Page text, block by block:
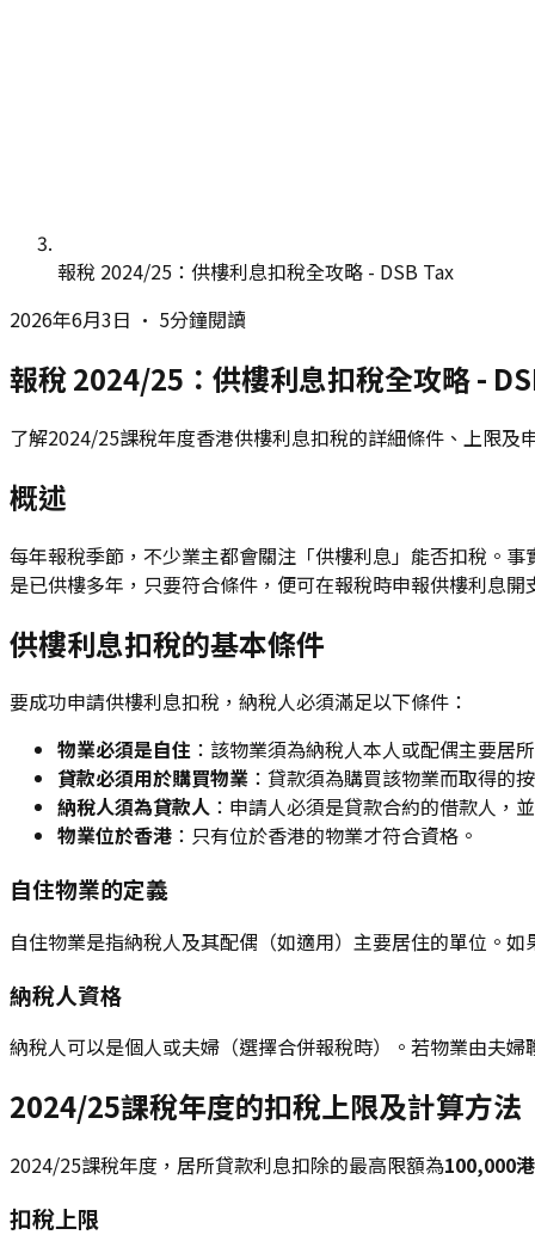
報稅 2024/25：供樓利息扣稅全攻略 - DSB Tax
2026年6月3日 • 5分鐘閱讀
報稅 2024/25：供樓利息扣稅全攻略 -
了解2024/25課稅年度香港供樓利息扣稅的詳細條件、上限及
概述
每年報稅季節，不少業主都會關注「供樓利息」能否扣稅。
是已供樓多年，只要符合條件，便可在報稅時申報供樓利息
供樓利息扣稅的基本條件
要成功申請供樓利息扣稅，納稅人必須滿足以下條件：
物業必須是自住 ：該物業須為納稅人本人或配偶主要居
貸款必須用於購買物業 ：貸款須為購買該物業而取得的
納稅人須為貸款人 ：申請人必須是貸款合約的借款人，
物業位於香港 ：只有位於香港的物業才符合資格。
自住物業的定義
自住物業是指納稅人及其配偶（如適用）主要居住的單位。
納稅人資格
納稅人可以是個人或夫婦（選擇合併報稅時）。若物業由夫
2024/25課稅年度的扣稅上限及計算方法
2024/25課稅年度，居所貸款利息扣除的最高限額為100,000
扣稅上限